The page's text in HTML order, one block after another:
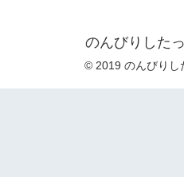
のんびりした
© 2019 のんびりし